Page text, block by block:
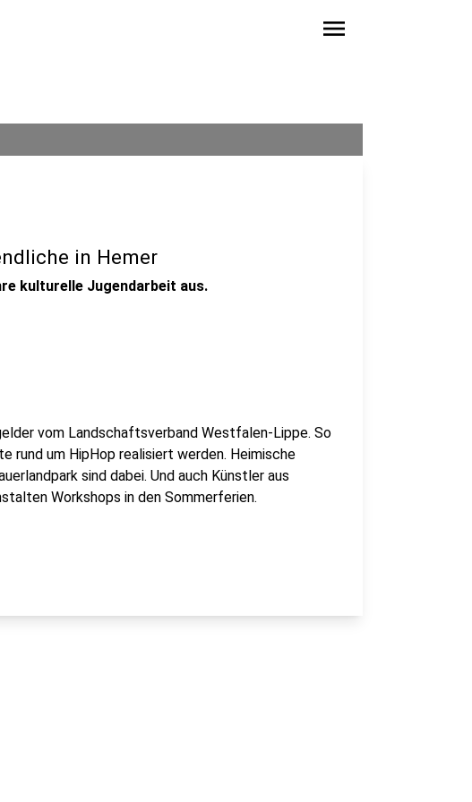
menu
in Hemer
kulturelle Jugendarbeit aus.
vom Landschaftsverband Westfalen-Lippe. So
rund um HipHop realisiert werden. Heimische
sind dabei. Und auch Künstler aus
Workshops in den Sommerferien.